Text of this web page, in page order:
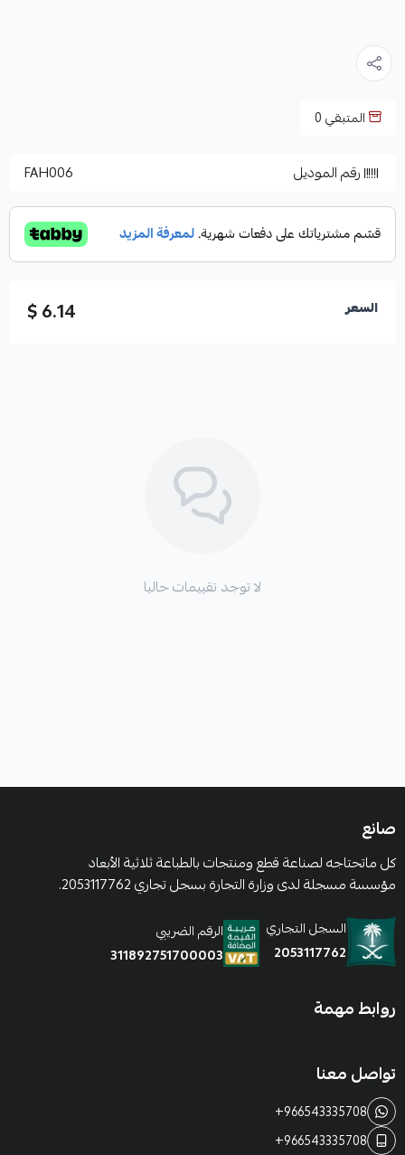
المتبقي0
رقم الموديل FAH006
السعر 6.14 $
لا توجد تقييمات حاليا
صانع
كل ماتحتاجه لصناعة قطع ومنتجات بالطباعة ثلاثية الأبعاد
مؤسسة مسجلة لدى وزارة التجارة بسجل تجاري 2053117762.
السجل التجاري
2053117762
الرقم الضريبي
311892751700003
روابط مهمة
تواصل معنا
+966543335708
+966543335708